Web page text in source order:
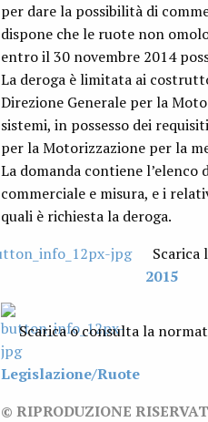
per dare la possibilità di
dispone che le ruote non
entro il 30 novembre 2014
La deroga è limitata ai
Direzione Generale per la
sistemi, in possesso dei
per la Motorizzazione per la
La domanda contiene
commerciale e misura, e i
quali è richiesta la deroga.
Scarica
2015
Scarica o consulta la
Legislazione/Ruote
© RIPRODUZIONE